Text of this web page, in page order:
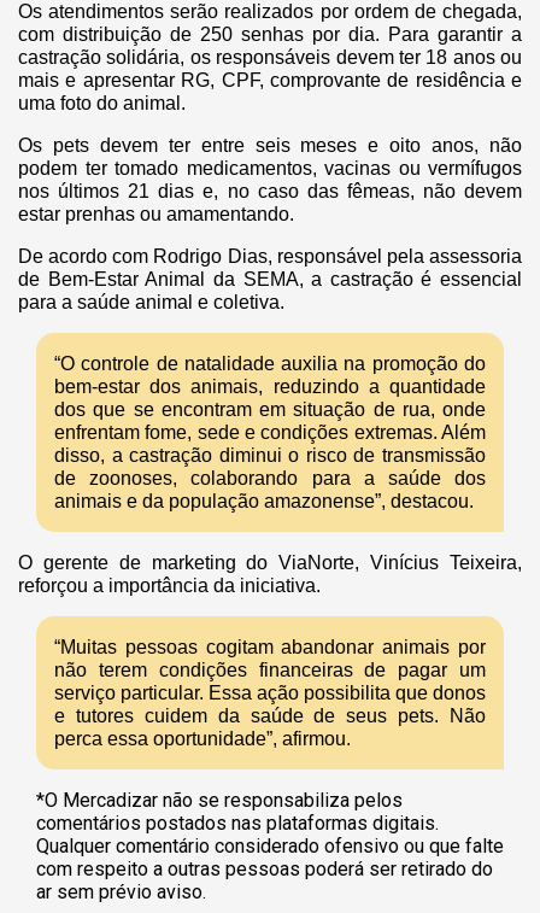
Os atendimentos serão realizados por ordem de chegada,
com distribuição de 250 senhas por dia. Para garantir a
castração solidária, os responsáveis devem ter 18 anos ou
mais e apresentar RG, CPF, comprovante de residência e
uma foto do animal.
Os pets devem ter entre seis meses e oito anos, não
podem ter tomado medicamentos, vacinas ou vermífugos
nos últimos 21 dias e, no caso das fêmeas, não devem
estar prenhas ou amamentando.
De acordo com Rodrigo Dias, responsável pela assessoria
de Bem-Estar Animal da SEMA, a castração é essencial
para a saúde animal e coletiva.
“O controle de natalidade auxilia na promoção do
bem-estar dos animais, reduzindo a quantidade
dos que se encontram em situação de rua, onde
enfrentam fome, sede e condições extremas. Além
disso, a castração diminui o risco de transmissão
de zoonoses, colaborando para a saúde dos
animais e da população amazonense”, destacou.
O gerente de marketing do ViaNorte, Vinícius Teixeira,
reforçou a importância da iniciativa.
“Muitas pessoas cogitam abandonar animais por
não terem condições financeiras de pagar um
serviço particular. Essa ação possibilita que donos
e tutores cuidem da saúde de seus pets. Não
perca essa oportunidade”, afirmou.
*O Mercadizar não se responsabiliza pelos
comentários postados nas plataformas digitais.
Qualquer comentário considerado ofensivo ou que falte
com respeito a outras pessoas poderá ser retirado do
ar sem prévio aviso.